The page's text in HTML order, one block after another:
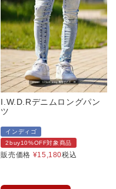
I.W.D.Rデニムロングパン
ツ
インディゴ
2buy10%OFF対象商品
販売価格 ¥15,180税込